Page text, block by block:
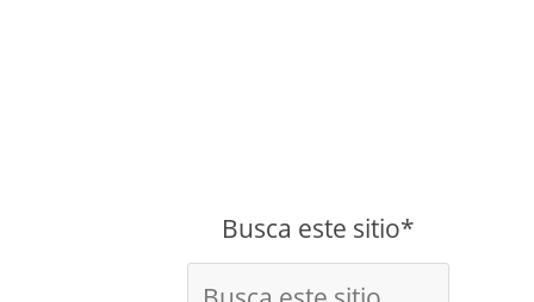
Busca este sitio*